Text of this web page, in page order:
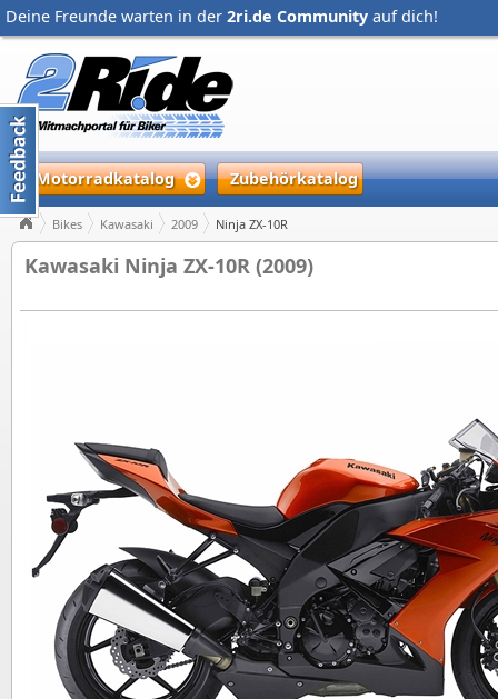
Deine Freunde warten in der 2ri.de Community auf dich!
Motorradkatalog Zubehörkatalog
Bikes Kawasaki 2009 Ninja ZX-10R
Kawasaki Ninja ZX-10R (2009)